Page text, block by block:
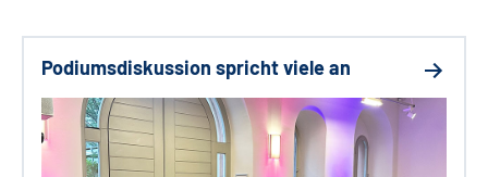
Podiumsdiskussion spricht viele an